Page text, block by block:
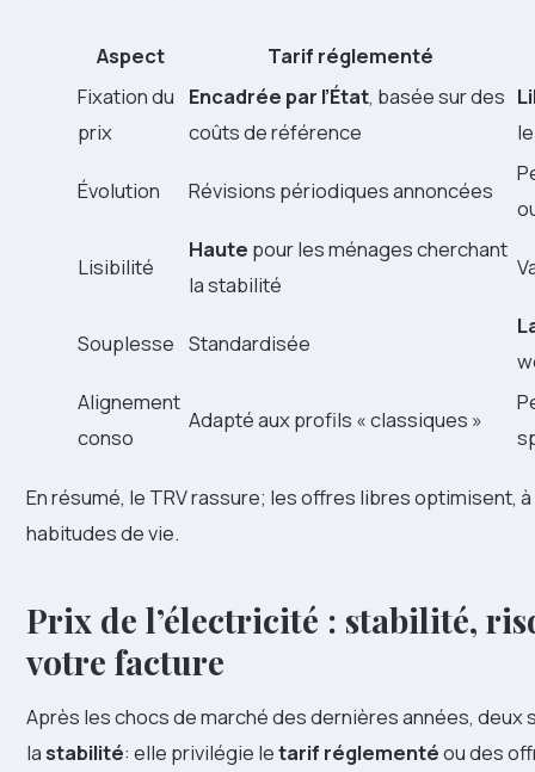
Aspect
Tarif réglementé
Fixation du
prix
Encadrée par l’État, basée sur des
coûts de référence
Évolution Révisions périodiques annoncées
Lisibilité
Haute pour les ménages cherchant
la stabilité
Souplesse Standardisée
Alignement
conso
Adapté aux profils « classiques »
En résumé, le TRV rassure; les offres libres optimisent,
habitudes de vie.
Prix de l’électricité : stabilité,
votre facture
Après les chocs de marché des dernières années,
lastabilité: elle privilégie letarif réglementéou des